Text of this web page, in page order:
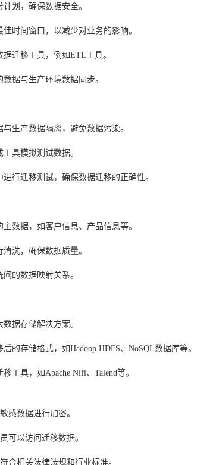
划，确保数据安全。
佳时间窗口，以减少对业务的影响。
据迁移工具，例如ETL工具。
数据与生产环境数据同步。
与生产数据隔离，避免数据污染。
具模拟测试数据。
进行迁移测试，确保数据迁移的正确性。
主数据，如客户信息、产品信息等。
洗，确保数据质量。
的数据映射关系。
据存储解决方案。
的存储格式，如Hadoop HDFS、NoSQL数据库等。
工具，如Apache Nifi、Talend等。
感数据进行加密。
可以访问迁移数据。
合相关法律法规和行业标准。